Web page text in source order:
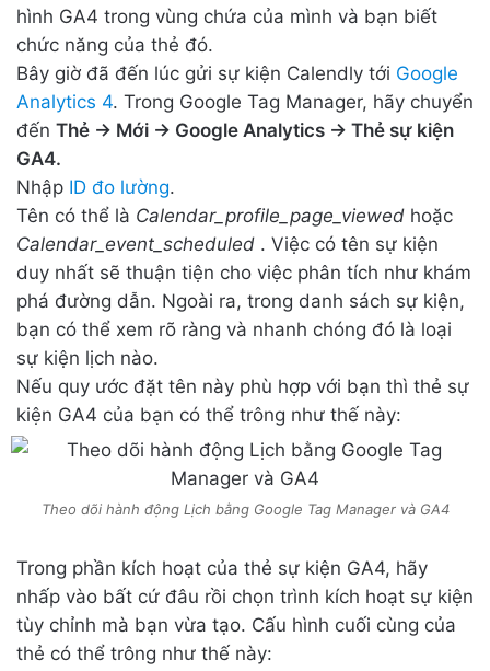
hình GA4 trong vùng chứa của mình và bạn biết
chức năng của thẻ đó.
Bây giờ đã đến lúc gửi sự kiện Calendly tới Google
Analytics 4. Trong Google Tag Manager, hãy chuyển
đến Thẻ -> Mới -> Google Analytics -> Thẻ sự kiện
GA4.
Nhập ID đo lường.
Tên có thể là Calendar_profile_page_viewed hoặc
Calendar_event_scheduled . Việc có tên sự kiện
duy nhất sẽ thuận tiện cho việc phân tích như khám
phá đường dẫn. Ngoài ra, trong danh sách sự kiện,
bạn có thể xem rõ ràng và nhanh chóng đó là loại
sự kiện lịch nào.
Nếu quy ước đặt tên này phù hợp với bạn thì thẻ sự
kiện GA4 của bạn có thể trông như thế này:
Theo dõi hành động Lịch bằng Google Tag Manager và GA4
Trong phần kích hoạt của thẻ sự kiện GA4, hãy
nhấp vào bất cứ đâu rồi chọn trình kích hoạt sự kiện
tùy chỉnh mà bạn vừa tạo. Cấu hình cuối cùng của
thẻ có thể trông như thế này: